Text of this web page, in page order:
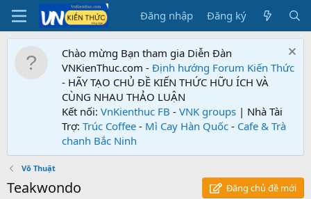
Đăng nhập Đăng ký
Chào mừng Bạn tham gia Diễn Đàn
VNKienThuc.com - Định hướng Forum Kiến Thức
- HÃY TẠO CHỦ ĐỀ KIẾN THỨC HỮU ÍCH VÀ
CÙNG NHAU THẢO LUẬN
Kết nối: VnKienthuc FB - VNK groups | Nhà Tài
Trợ: Trúc Coffee - Mì Cay Hàn Quốc - Cafe & Trà
chanh Bắc Ninh
Võ Thuật
Teakwondo Đăng chủ đề mới